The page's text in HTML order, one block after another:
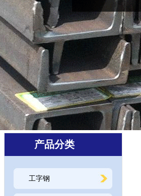
产品分类
工字钢